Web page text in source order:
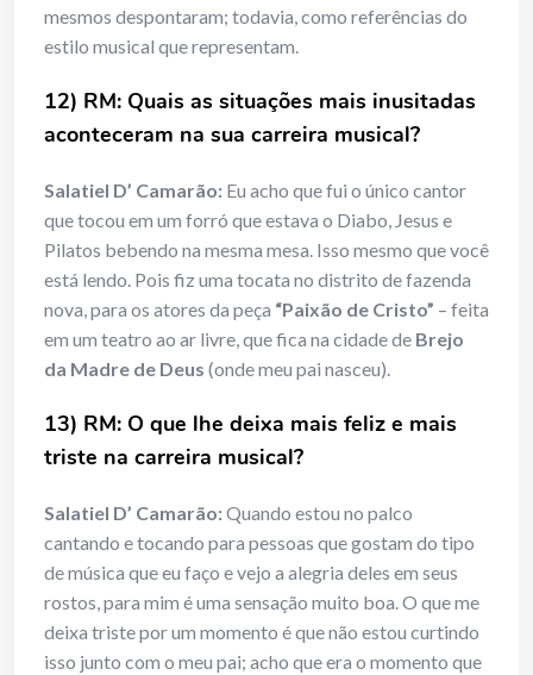
mesmos despontaram; todavia, como referências do
estilo musical que representam.
12) RM: Quais as situações mais inusitadas
aconteceram na sua carreira musical?
Salatiel D’ Camarão: Eu acho que fui o único cantor
que tocou em um forró que estava o Diabo, Jesus e
Pilatos bebendo na mesma mesa. Isso mesmo que você
está lendo. Pois fiz uma tocata no distrito de fazenda
nova, para os atores da peça “Paixão de Cristo” – feita
em um teatro ao ar livre, que fica na cidade de Brejo
da Madre de Deus (onde meu pai nasceu).
13) RM: O que lhe deixa mais feliz e mais
triste na carreira musical?
Salatiel D’ Camarão:Quando estou no palco
cantando e tocando para pessoas que gostam do tipo
de música que eu faço e vejo a alegria deles em seus
rostos, para mim é uma sensação muito boa. O que me
deixa triste por um momento é que não estou curtindo
isso junto com o meu pai; acho que era o momento que